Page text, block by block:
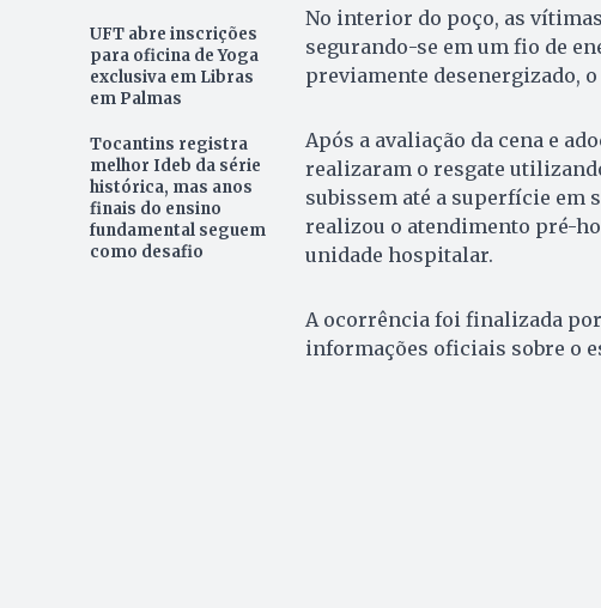
UFT abre inscrições
para oficina de Yoga
exclusiva em Libras
em Palmas
Tocantins registra
melhor Ideb da série
histórica, mas anos
finais do ensino
fundamental seguem
como desafio
No interior do poço, as
segurando-se em um fio de
previamente desenergizado,
Após a avaliação da cena e
realizaram o resgate
subissem até a superfície em
realizou o atendimento pré-
unidade hospitalar.
A ocorrência foi finalizada por
informações oficiais sobre o